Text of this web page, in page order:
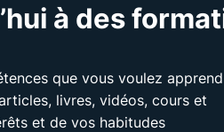
à des
que vous voulez
livres, vidéos, cours et
et de vos habitudes